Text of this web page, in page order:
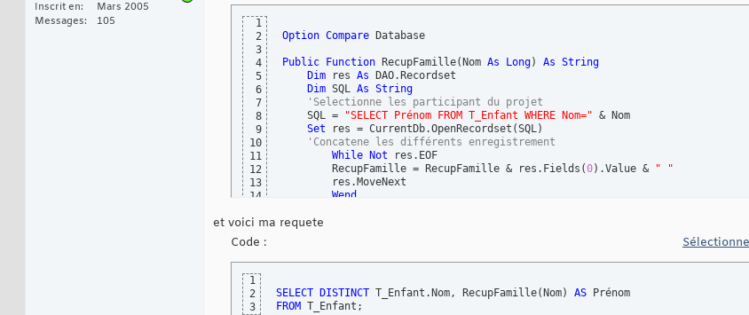
Inscrit en
Mars 2005
Messages
105
1
2
3
4
5
6
7
8
9
10
11
12
13
14
16
17
18
19
Option Compare Database
Public Function RecupFamille( Nom As Long) As String
Dim res As DAO.Recordset
Dim SQL As String
'Selectionne les participant du projet
    SQL =
"SELECT Prénom FROM T_Enfant WHERE Nom=" & Nom
Set res = CurrentDb.OpenRecordset (SQL)
'Concatene les différents enregistrement
While
Not res.EOF
        RecupFamille = RecupFamille & res.Fields
(0) .Value &
" "
        res.MoveNext
Wend
    RecupFamille = Left
End Function
et voici ma requete
Code :
1
2
3
SELECT DISTINCT T_Enfant.Nom, RecupFamille( Nom) AS
FROM T_Enfant;